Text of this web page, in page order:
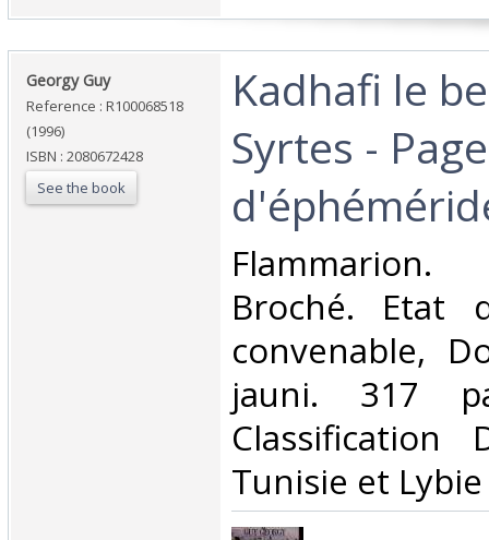
‎Georgy Guy‎
Reference : R100068518
(1996)
ISBN : 2080672428
See the book
‎Kadhafi le
Syrtes -
Broché. Etat
convenable,
jauni. 317
Classification
Tunisie et Lybie‎